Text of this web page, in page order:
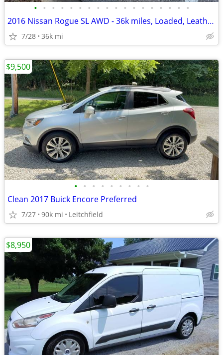
• • • • • • • • • • • • • • • • • •
2016 Nissan Rogue SL AWD - 36k miles, Loaded, Leather, Navigation
7/28 36k mi
• • • • • • • • •
Clean 2017 Buick Encore Preferred
7/27 90k mi Leitchfield
$9,500
$8,950